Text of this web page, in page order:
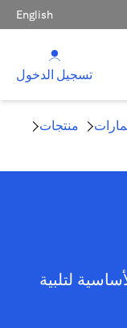
English
تسجيل الدخول
منتجات
لتلبية